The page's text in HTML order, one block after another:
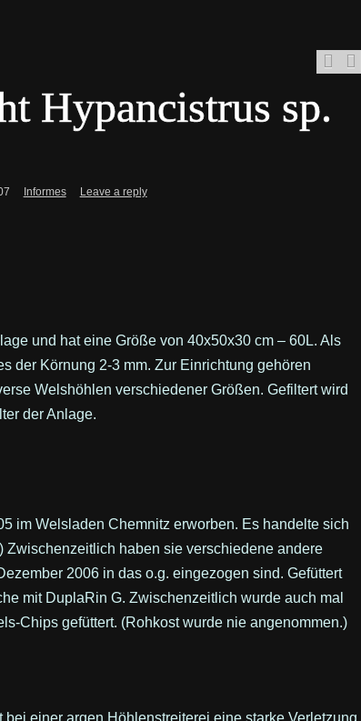
Hypancistrus sp.
Informes Leave a reply
und hat eine Größe von 40x50x30 cm – 60L. Als
der Körnung 2-3 mm. Zur Einrichtung gehören
Welshöhlen verschiedener Größen. Gefiltert wird
der Anlage.
im Welsladen Chemnitz erworben. Es handelte sich
Zwischenzeitlich haben sie verschiedene andere
2006 in das o.g. eingezogen sind. Gefüttert
mit DuplaRin G. Zwischenzeitlich wurde auch mal
Chips gefüttert. (Rohkost wurde nie angenommen.)
bei einer argen Höhlenstreiterei eine starke Verletzung,